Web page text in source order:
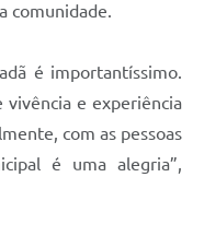
comunidade.
é importantíssimo.
e experiência
com as pessoas
é uma alegria”,